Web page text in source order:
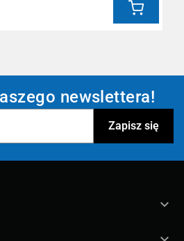
newslettera!
keyboard_arrow_down